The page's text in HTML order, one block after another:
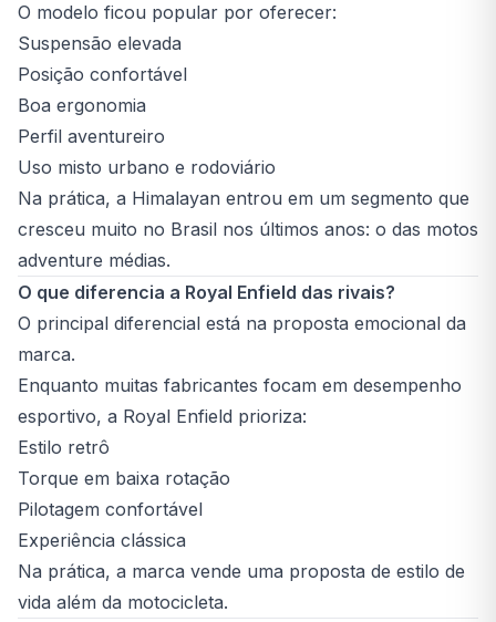
O modelo ficou popular por oferecer:
Suspensão elevada
Posição confortável
Boa ergonomia
Perfil aventureiro
Uso misto urbano e rodoviário
Na prática, a Himalayan entrou em um segmento que
cresceu muito no Brasil nos últimos anos: o das motos
adventure médias.
O que diferencia a Royal Enfield das rivais?
O principal diferencial está na proposta emocional da
marca.
Enquanto muitas fabricantes focam em desempenho
esportivo, a Royal Enfield prioriza:
Estilo retrô
Torque em baixa rotação
Pilotagem confortável
Experiência clássica
Na prática, a marca vende uma proposta de estilo de
vida além da motocicleta.